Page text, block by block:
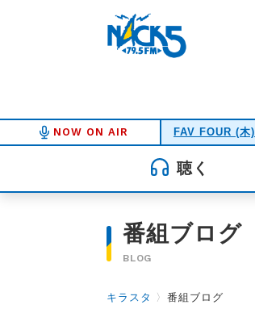
NOW ON AIR FAV FOUR (木)
聴く
番組ブログ
BLOG
キラスタ 〉 番組ブログ